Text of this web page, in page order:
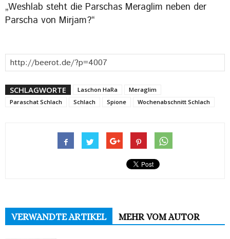
„Weshlab steht die Parschas Meraglim neben der
Parscha von Mirjam?“
SCHLAGWORTE Laschon HaRa
Meraglim
Paraschat Schlach
Schlach Spione Wochenabschnitt Schlach
VERWANDTE ARTIKEL MEHR VOM AUTOR